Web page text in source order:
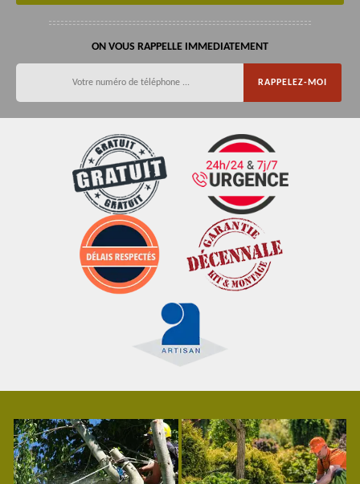
ON VOUS RAPPELLE IMMEDIATEMENT